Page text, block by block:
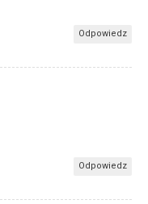
Odpowiedz
Odpowiedz